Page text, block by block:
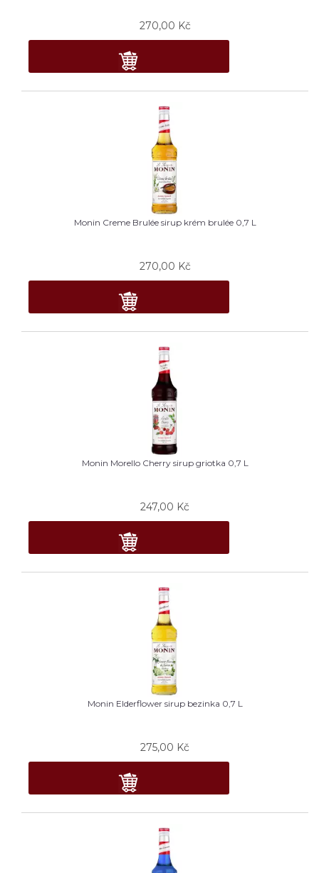
270,00 Kč
Monin Creme Brulée sirup krém brulée 0,7 L
270,00 Kč
Monin Morello Cherry sirup griotka 0,7 L
247,00 Kč
Monin Elderflower sirup bezinka 0,7 L
275,00 Kč